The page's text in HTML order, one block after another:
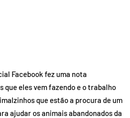
Facebook fez uma nota
que eles vem fazendo e o trabalho
que estão a procura de um
ajudar os animais abandonados da